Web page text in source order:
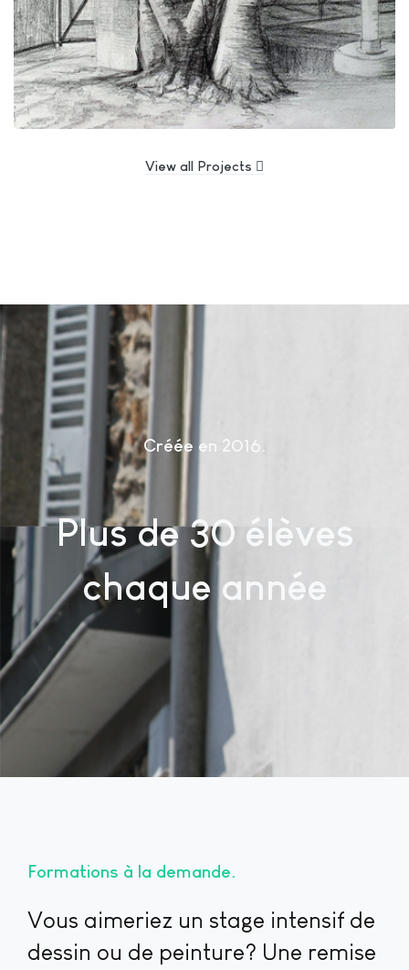
View all Projects
Créée en 2016
Plus de 30 élèves
chaque année
Formations à la demande
Vous aimeriez un stage intensif de
dessin ou de peinture? Une remise